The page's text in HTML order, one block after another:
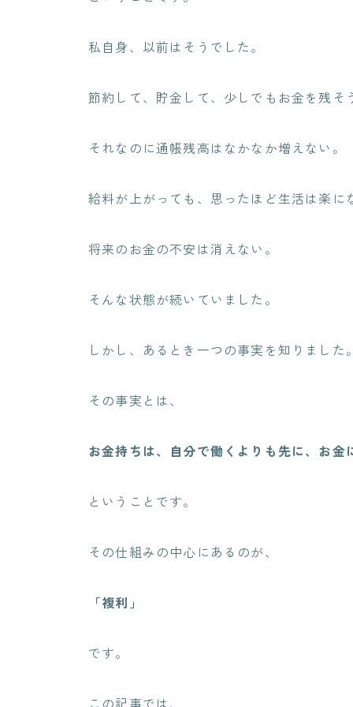
私自身、以前はそうでした。
節約して、貯金して、少しでもお金を残そ
それなのに通帳残高はなかなか増えない。
給料が上がっても、思ったほど生活は楽に
将来のお金の不安は消えない。
そんな状態が続いていました。
しかし、あるとき一つの事実を知りました。
その事実とは、
お金持ちは、自分で働くよりも先に、お金
ということです。
その仕組みの中心にあるのが、
「複利」
です。
この記事では、